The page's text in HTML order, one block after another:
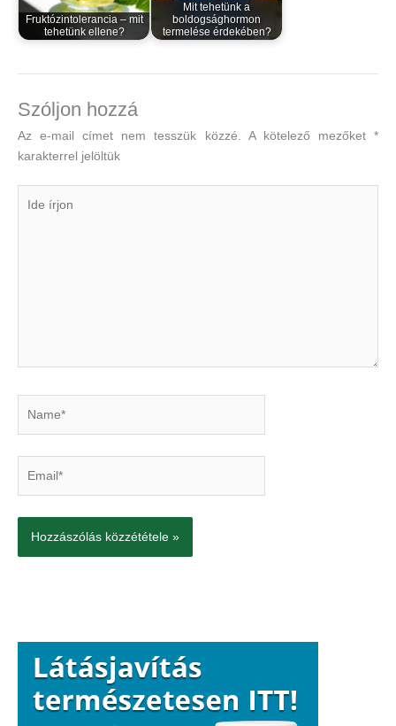
Fruktózintolerancia – mit
tehetünk ellene?
Mit tehetünk a
boldogsághormon
termelése érdekében?
Szóljon hozzá
Az e-mail címet nem tesszük közzé. A kötelező mezőket*
karakterrel jelöltük